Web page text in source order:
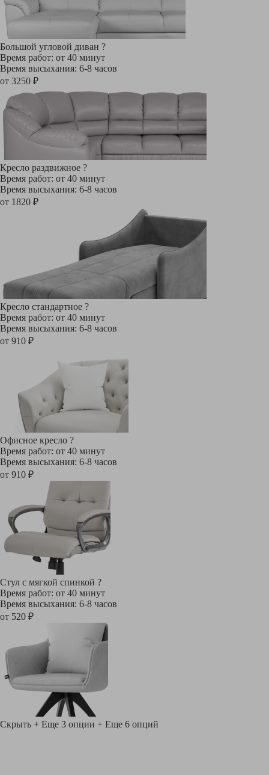
Большой угловой диван ?
Время работ: от 40 минут
Время высыхания: 6-8 часов
от 3250 ₽
Кресло раздвижное ?
Время работ: от 40 минут
Время высыхания: 6-8 часов
от 1820 ₽
Кресло стандартное ?
Время работ: от 40 минут
Время высыхания: 6-8 часов
от 910 ₽
Офисное кресло ?
Время работ: от 40 минут
Время высыхания: 6-8 часов
от 910 ₽
Стул с мягкой спинкой ?
Время работ: от 40 минут
Время высыхания: 6-8 часов
от 520 ₽
Скрыть + Еще 3 опции + Еще 6 опций